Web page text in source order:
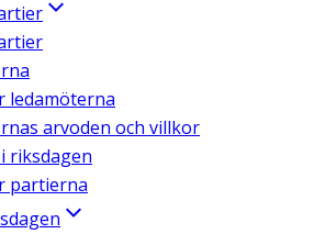
ledamöterna
arvoden och villkor
riksdagen
partierna